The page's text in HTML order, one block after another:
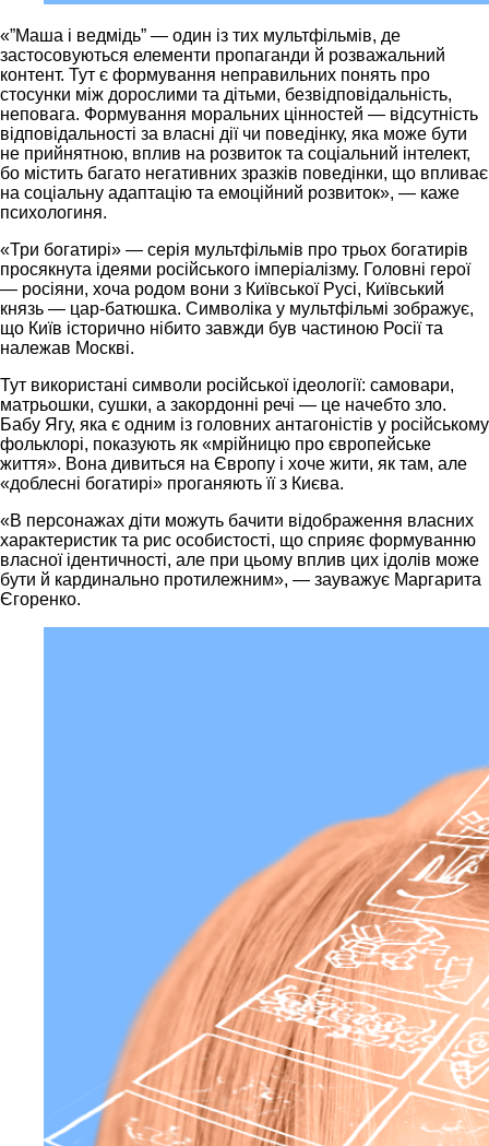
«”Маша і ведмідь” — один із тих мультфільмів, де
застосовуються елементи пропаганди й розважальний
контент. Тут є формування неправильних понять про
стосунки між дорослими та дітьми, безвідповідальність,
неповага. Формування моральних цінностей — відсутність
відповідальності за власні дії чи поведінку, яка може бути
не прийнятною, вплив на розвиток та соціальний інтелект,
бо містить багато негативних зразків поведінки, що впливає
на соціальну адаптацію та емоційний розвиток», — каже
психологиня.
«Три богатирі» — серія мультфільмів про трьох богатирів
просякнута ідеями російського імперіалізму. Головні герої
— росіяни, хоча родом вони з Київської Русі, Київський
князь — цар-батюшка. Символіка у мультфільмі зображує,
що Київ історично нібито завжди був частиною Росії та
належав Москві.
Тут використані символи російської ідеології: самовари,
матрьошки, сушки, а закордонні речі — це начебто зло.
Бабу Ягу, яка є одним із головних антагоністів у російському
фольклорі, показують як «мрійницю про європейське
життя». Вона дивиться на Європу і хоче жити, як там, але
«доблесні богатирі» проганяють її з Києва.
«В персонажах діти можуть бачити відображення власних
характеристик та рис особистості, що сприяє формуванню
власної ідентичності, але при цьому вплив цих ідолів може
бути й кардинально протилежним», — зауважує Маргарита
Єгоренко.